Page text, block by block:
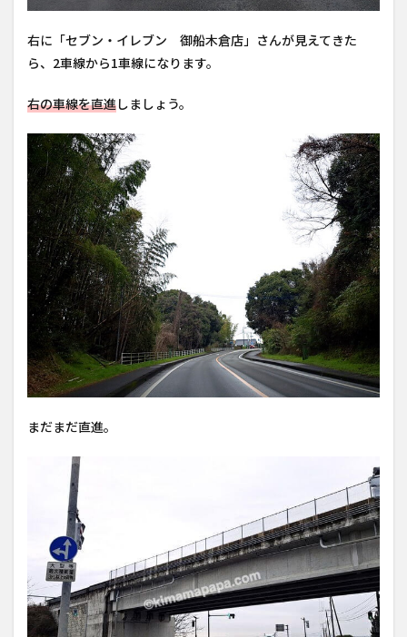
右に「セブン・イレブン 御船木倉店」さんが見えてきた
ら、2車線から1車線になります。
右の車線を直進しましょう。
まだまだ直進。